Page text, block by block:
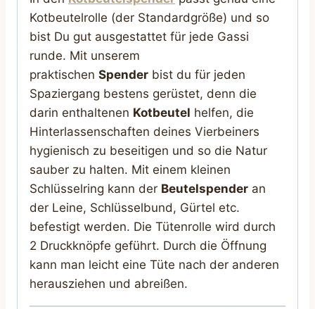
Kotbeutelrolle (der Standardgröße) und so
bist Du gut ausgestattet für jede Gassi
runde. Mit unserem
praktischen Spender bist du für jeden
Spaziergang bestens gerüstet, denn die
darin enthaltenen Kotbeutel helfen, die
Hinterlassenschaften deines Vierbeiners
hygienisch zu beseitigen und so die Natur
sauber zu halten. Mit einem kleinen
Schlüsselring kann der Beutelspender an
der Leine, Schlüsselbund, Gürtel etc.
befestigt werden. Die Tütenrolle wird durch
2 Druckknöpfe geführt. Durch die Öffnung
kann man leicht eine Tüte nach der anderen
herausziehen und abreißen.